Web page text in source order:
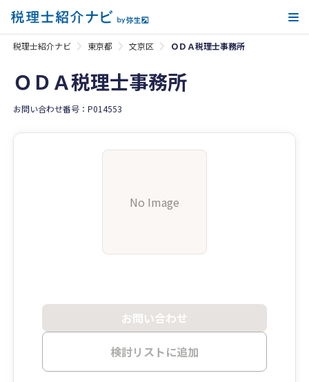
税理士紹介ナビ 東京都 文京区 ＯＤＡ税理士事務所
ＯＤＡ税理士事務所
お問い合わせ番号：P014553
No Image
お問い合わせ
検討リストに追加